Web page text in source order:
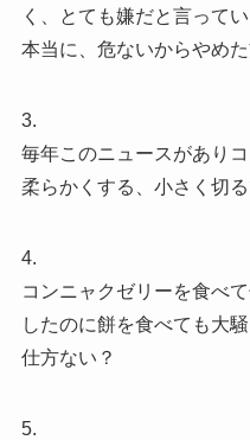
く、とても嫌だと言ってい
本当に、危ないからやめた
3.
毎年このニュースがあり
柔らかくする、小さく切
4.
コンニャクゼリーを食べ
したのに餅を食べても大
仕方ない？
5.